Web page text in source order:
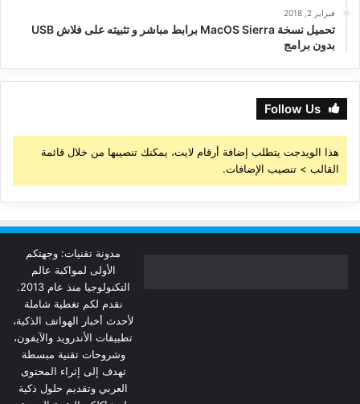
فبراير 2, 2018
تحميل نسخة MacOS Sierra برابط مباشر و تثبيته على فلاش USB
بدون برامج
Follow Us
هذا الويدجت يتطلب إضافة أرقام لايت، يمكنك تنصيبها من خلال قائمة
القالب > تنصيب الإضافات.
مدونة تقنيات: وجهتكم
الأولى لمواكبة عالم
التكنولوجيا منذ عام 2013.
نقدم لكم تغطية شاملة
لأحدث أخبار الهواتف الذكية،
تطبيقات الأندرويد والآيفون،
وشروحات تقنية مبسطة
تهدف إلى إثراء المحتوى
العربي وتقديم حلول ذكية